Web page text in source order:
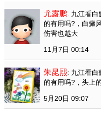
尤露鹏: 九江看白
的有用吗? ，白癜
伤害也越大
11月7日 00:14
朱昆熙: 九江看白
的有用吗? ，头上
5月20日 09:07